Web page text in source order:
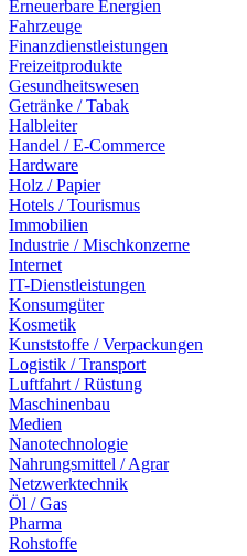
Erneuerbare Energien
Fahrzeuge
Finanzdienstleistungen
Freizeitprodukte
Gesundheitswesen
Getränke / Tabak
Halbleiter
Handel / E-Commerce
Hardware
Holz / Papier
Hotels / Tourismus
Immobilien
Industrie / Mischkonzerne
Internet
IT-Dienstleistungen
Konsumgüter
Kosmetik
Kunststoffe / Verpackungen
Logistik / Transport
Luftfahrt / Rüstung
Maschinenbau
Medien
Nanotechnologie
Nahrungsmittel / Agrar
Netzwerktechnik
Öl / Gas
Pharma
Rohstoffe